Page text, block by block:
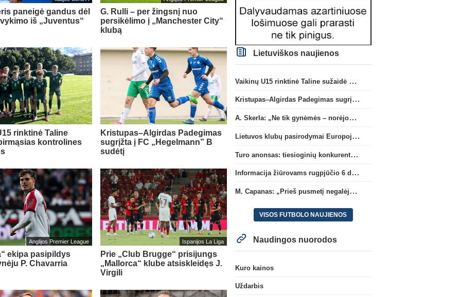
paneigė gandus dėl
iš „Juventus“
G. Rulli – per žingsnį nuo
persikėlimo į „Manchester City“
klubą
rinktinė Taline
kontrolines
Kristupas–Algirdas Padegimas
sugrįžta į FC „Hegelmann” B
sudėtį
Anglijos Premier League
ekipa pasipildys
P. Chavarria
Ispanijos La Liga
Prie „Club Brugge“ prisijungs
„Mallorca“ klube atsiskleidęs J.
Virgili
Lietuviškos naujienos
Vaikinų U15 rinktinė Taline sužaidė pirmąsias kontrolines rungtynes
Kristupas–Algirdas Padegimas sugrįžta į FC „Hegelmann” B sudėtį
A. Skerla: „Ne tik gynėmės – norėjome atakuoti“
Lietuvos klubų pasirodymai Europoje: patirti pralaimėjimai Kroatijos atstovams
Turo anonsas: tiesioginių konkurentų dvikova Gargžduose
Informacija žiūrovams rugpjūčio 6 d. UEFA rungtynėms
M. Capanas: „Prieš pusmetį negalėjau net įsivaizduoti, kad žaisime prieš „Hajduk“
VISOS FUTBOLO NAUJIENOS
Naudingos nuorodos
Kuro kainos
Uždarbis